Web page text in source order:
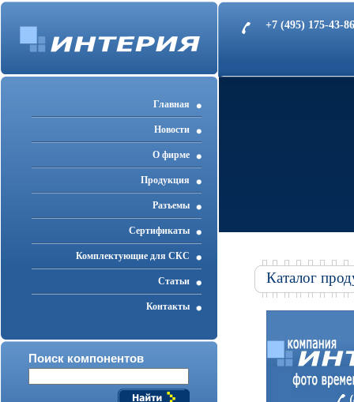
+7 (495) 175-43-
Главная
Новости
О фирме
Продукция
Разъемы
Cертификаты
Комплектующие для СКС
Статьи
Контакты
Поиск компонентов
Каталог